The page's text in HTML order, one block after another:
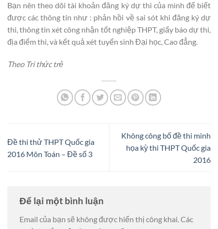
Bạn nên theo dõi tài khoản đăng ký dự thi của mình để biết
được các thông tin như : phản hồi về sai sót khi đăng ký dự
thi, thông tin xét công nhận tốt nghiệp THPT, giấy báo dự thi,
địa điểm thi, và kết quả xét tuyển sinh Đại học, Cao đẳng.
Theo Tri thức trẻ
Đề thi thử THPT Quốc gia
2016 Môn Toán – Đề số 3
Không công bố đề thi minh
họa kỳ thi THPT Quốc gia
2016
Để lại một bình luận
Email của bạn sẽ không được hiển thị công khai.Các